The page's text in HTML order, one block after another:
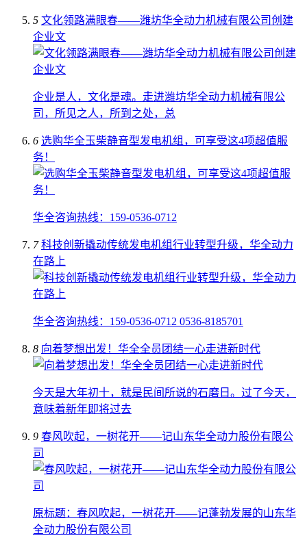
5 文化领路满眼春——潍坊华全动力机械有限公司创建
企业文
企业是人，文化是魂。走进潍坊华全动力机械有限公
司，所见之人，所到之处，总
6 选购华全玉柴静音型发电机组，可享受这4项超值服
务！
华全咨询热线：159-0536-0712
7 科技创新撬动传统发电机组行业转型升级，华全动力
在路上
华全咨询热线：159-0536-0712 0536-8185701
8 向着梦想出发！华全全员团结一心走进新时代
今天是大年初十，就是民间所说的石磨日。过了今天，
意味着新年即将过去
9 春风吹起，一树花开——记山东华全动力股份有限公
司
原标题：春风吹起，一树花开——记蓬勃发展的山东华
全动力股份有限公司